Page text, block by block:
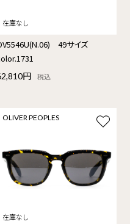
49サイズ
円 税込
OLIVER PEOPLES